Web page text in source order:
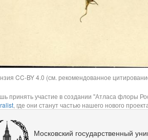
CC-BY 4.0 (см. рекомендованное
принять участие в создании "Атласа флоры
, где они станут частью нашего нового
Московский государственный